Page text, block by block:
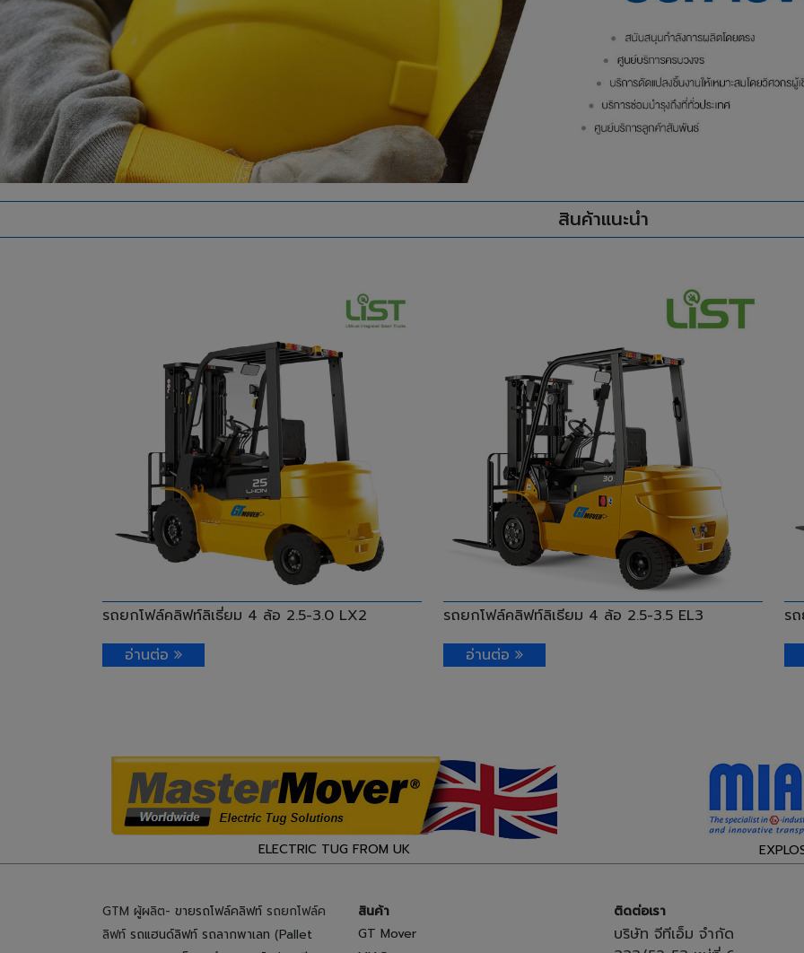
สินค้าแนะนำ
รถยกโฟล์คลิฟท์ลิเธี่ยม 4 ล้อ 2.5-3.0 LX2
อ่านต่อ
รถยกโฟล์คลิฟท์ลิเธียม 4 ล้อ 2.5-3.5 EL3
อ่านต่อ
ร
ELECTRIC TUG FROM UK
GTM ผู้ผลิต- ขายรถโฟล์คลิฟท์ รถยกโฟล์ค
ลิฟท์ รถแฮนด์ลิฟท์ รถลากพาเลท (Pallet
สินค้า
GT Mover
ติดต่อเรา
บริษัท จีทีเอ็ม จำกัด